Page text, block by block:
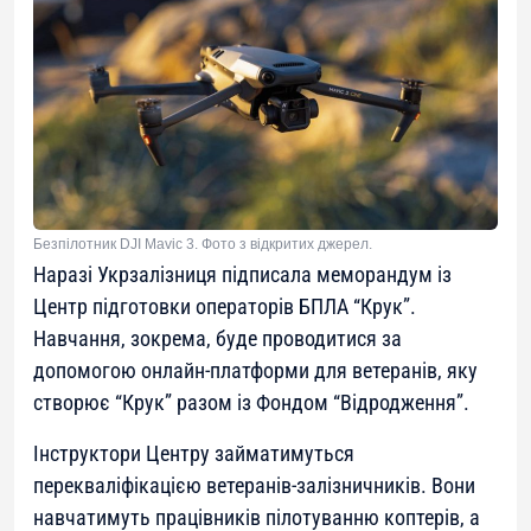
Безпілотник DJI Mavic 3. Фото з відкритих джерел.
Наразі Укрзалізниця підписала меморандум із
Центр підготовки операторів БПЛА “Крук”.
Навчання, зокрема, буде проводитися за
допомогою онлайн-платформи для ветеранів, яку
створює “Крук” разом із Фондом “Відродження”.
Інструктори Центру займатимуться
перекваліфікацією ветеранів-залізничників. Вони
навчатимуть працівників пілотуванню коптерів, а